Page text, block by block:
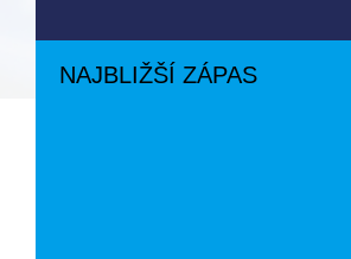
NAJBLIŽŠÍ ZÁPAS